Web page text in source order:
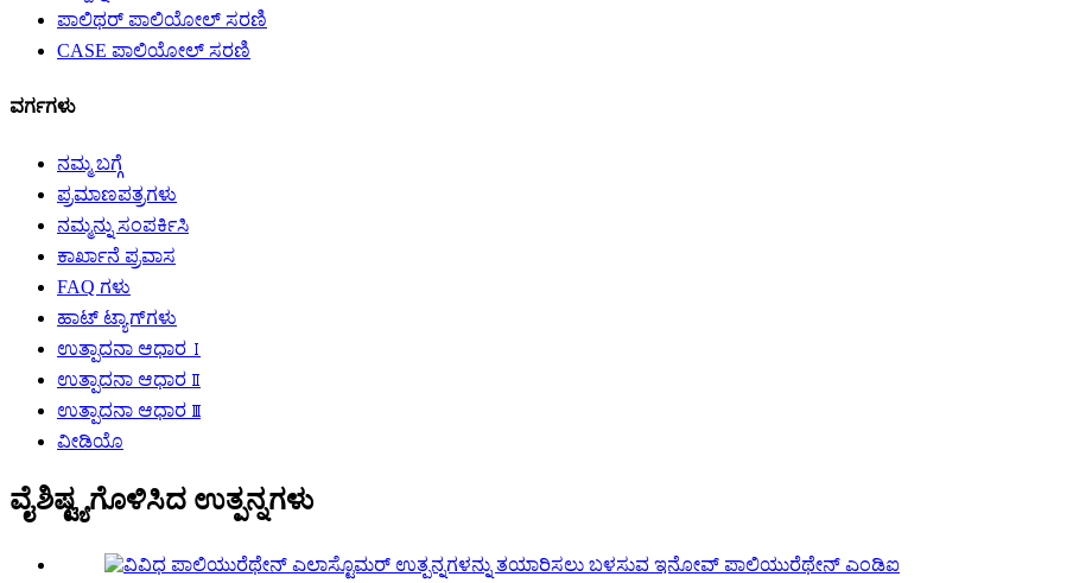
ಪಾಲಿಥರ್ ಪಾಲಿಯೋಲ್ ಸರಣಿ
CASE ಪಾಲಿಯೋಲ್ ಸರಣಿ
ವರ್ಗಗಳು
ನಮ್ಮ ಬಗ್ಗೆ
ಪ್ರಮಾಣಪತ್ರಗಳು
ನಮ್ಮನ್ನು ಸಂಪರ್ಕಿಸಿ
ಕಾರ್ಖಾನೆ ಪ್ರವಾಸ
FAQ ಗಳು
ಹಾಟ್ ಟ್ಯಾಗ್‌ಗಳು
ಉತ್ಪಾದನಾ ಆಧಾರ Ⅰ
ಉತ್ಪಾದನಾ ಆಧಾರ Ⅱ
ಉತ್ಪಾದನಾ ಆಧಾರ Ⅲ
ವೀಡಿಯೊ
ವೈಶಿಷ್ಟ್ಯಗೊಳಿಸಿದ ಉತ್ಪನ್ನಗಳು